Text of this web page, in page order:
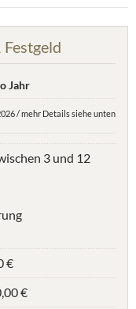
Jahr
/ mehr Details siehe unten
3 und 12
€
€